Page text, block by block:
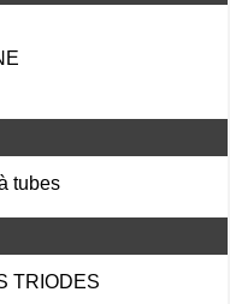
tubes
TRIODES